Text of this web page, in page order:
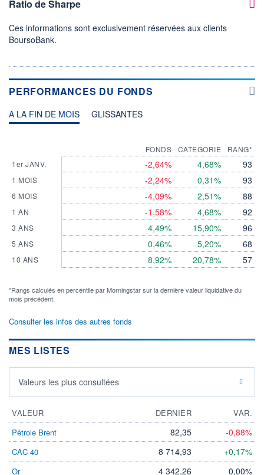
Ratio de Sharpe
Ces informations sont exclusivement réservées aux clients
BoursoBank.
PERFORMANCES DU FONDS
A LA FIN DE MOIS GLISSANTES
1er JANV.
1 MOIS
6 MOIS
1 AN
3 ANS
5 ANS
10 ANS
FONDS
-2,64%
-2,24%
-4,09%
-1,58%
4,49%
0,46%
8,92%
CATEGORIE
4,68%
0,31%
2,51%
4,68%
15,90%
5,20%
20,78%
RANG*
93
93
88
92
96
68
57
*Rangs calculés en percentile par Morningstar sur la dernière valeur liquidative du
mois précédent.
Consulter les infos des autres fonds
MES LISTES
Valeurs les plus consultées
VALEUR DERNIER
VAR.
Pétrole Brent
82,35 -0,88%
CAC 40 8 714,93 +0,17%
Or 4 342,26 0,00%